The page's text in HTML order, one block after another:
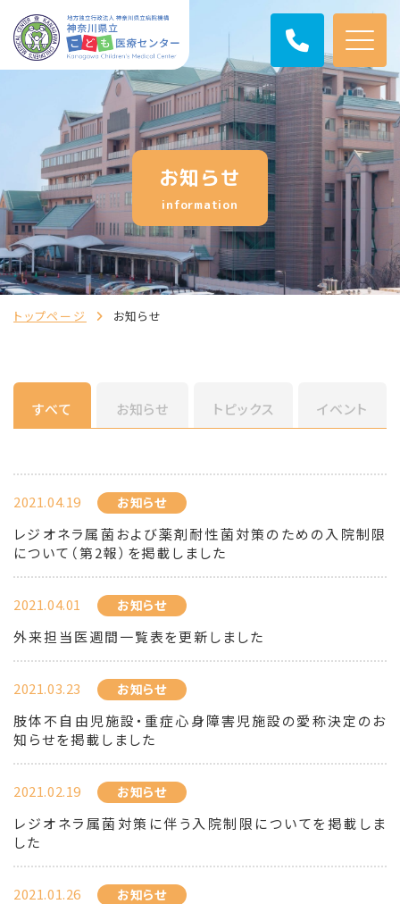
お知らせ
information
トップページ お知らせ
すべて お知らせ トピックス イベント
2021.04.19 お知らせ
レジオネラ属菌および薬剤耐性菌対策のための入院制限
について（第2報）を掲載しました
2021.04.01 お知らせ
外来担当医週間一覧表を更新しました
2021.03.23 お知らせ
肢体不自由児施設・重症心身障害児施設の愛称決定のお
知らせを掲載しました
2021.02.19 お知らせ
レジオネラ属菌対策に伴う入院制限についてを掲載しま
した
2021.01.26 お知らせ